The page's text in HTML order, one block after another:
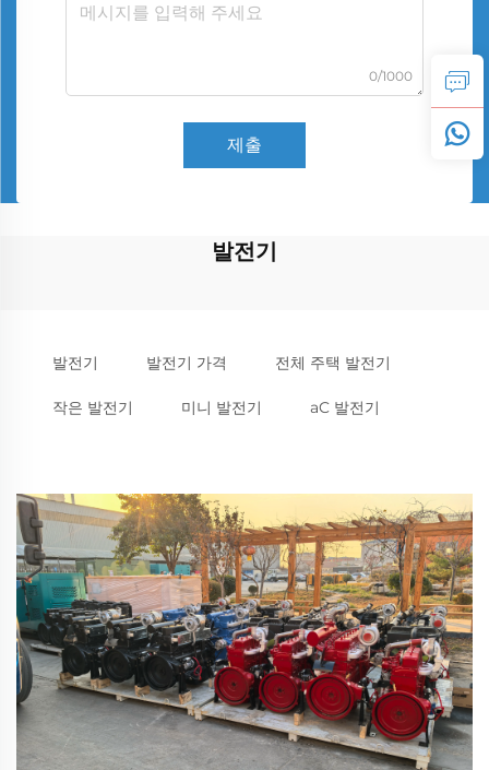
0/1000
제출
발전기
발전기 발전기 가격 전체 주택 발전기
작은 발전기 미니 발전기 aC 발전기